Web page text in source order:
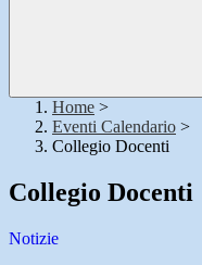
Home >
Eventi Calendario >
Collegio Docenti
Collegio Docenti
Notizie